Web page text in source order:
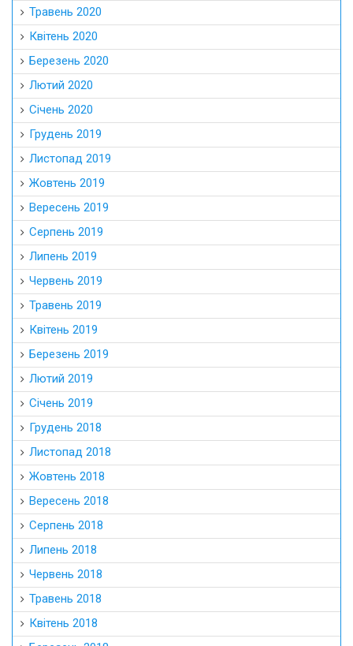
Травень 2020
Квітень 2020
Березень 2020
Лютий 2020
Січень 2020
Грудень 2019
Листопад 2019
Жовтень 2019
Вересень 2019
Серпень 2019
Липень 2019
Червень 2019
Травень 2019
Квітень 2019
Березень 2019
Лютий 2019
Січень 2019
Грудень 2018
Листопад 2018
Жовтень 2018
Вересень 2018
Серпень 2018
Липень 2018
Червень 2018
Травень 2018
Квітень 2018